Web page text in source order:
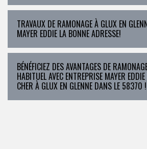
TRAVAUX DE RAMONAGE À GLUX EN
MAYER EDDIE LA BONNE ADRESSE!
BÉNÉFICIEZ DES AVANTAGES DE
HABITUEL AVEC ENTREPRISE MAYER
CHER À GLUX EN GLENNE DANS LE 58370 !